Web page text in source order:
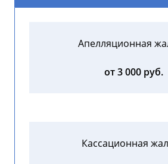
Апелляционная
от 3 000 руб.
Кассационная